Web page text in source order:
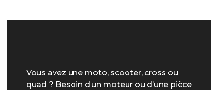
Vous avez une moto, scooter, cross ou
quad ? Besoin d’un moteur ou d’une pièce